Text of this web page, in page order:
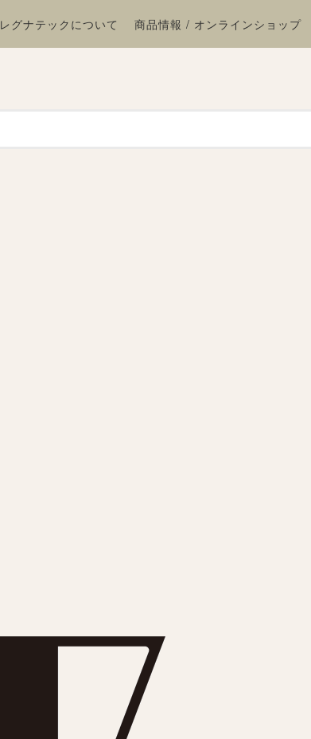
レグナテックについて 商品情報 / オンラインショップ